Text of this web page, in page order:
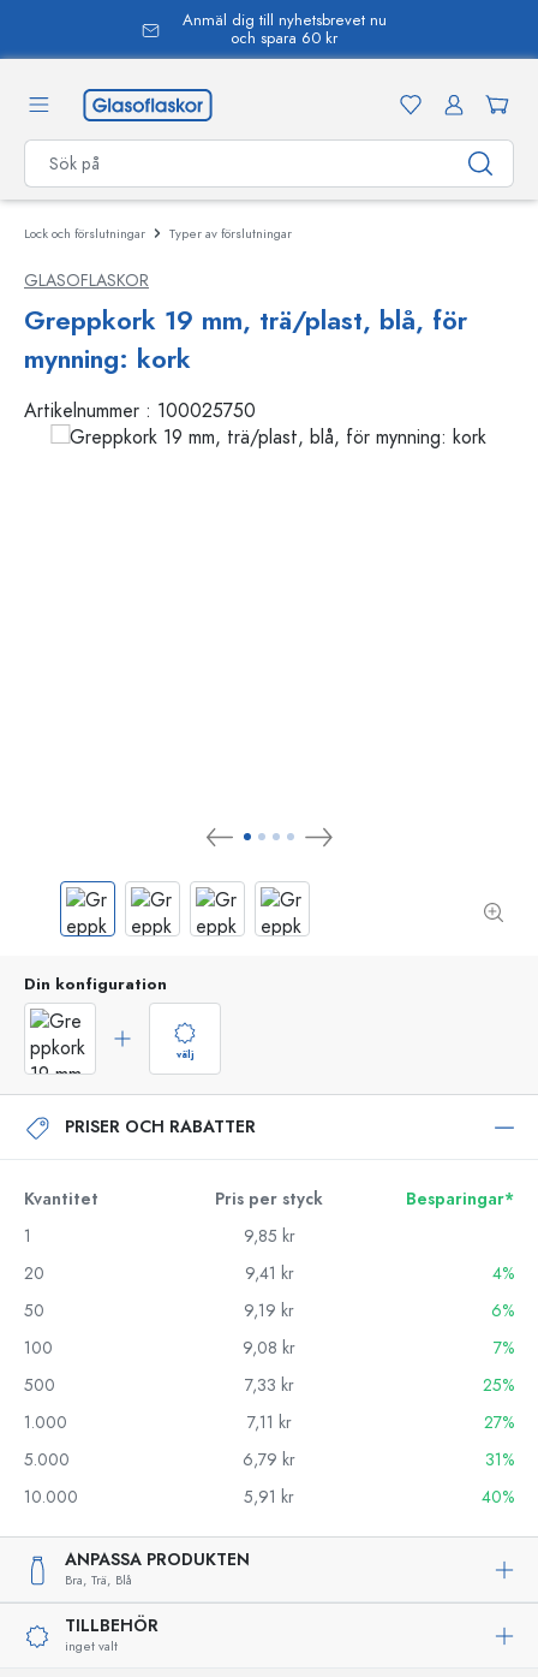
Anmäl dig till nyhetsbrevet nu
och spara 60 kr
Lock och förslutningar Typer av förslutningar
GLASOFLASKOR
Greppkork 19 mm, trä/plast, blå, för
mynning: kork
Artikelnummer : 100025750
Din konfiguration
välj
PRISER OCH RABATTER
Kvantitet Pris per styck
Besparingar*
1
9,85 kr
20
9,41 kr
4%
50
9,19 kr
6%
100
9,08 kr
7%
500
7,33 kr
25%
1.000
7,11 kr
27%
5.000
6,79 kr
31%
10.000
5,91 kr 40%
ANPASSA PRODUKTEN
Bra, Trä, Blå
TILLBEHÖR
inget valt